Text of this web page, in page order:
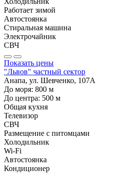
Работает зимой
Автостоянка
Стиральная машина
Электрочайник
СВЧ
Показать цены
"Львов" частный сектор
Анапа, ул. Шевченко, 107А
До моря: 800 м
До центра: 500 м
Общая кухня
Телевизор
СВЧ
Размещение с питомцами
Холодильник
Wi-Fi
Автостоянка
Кондиционер